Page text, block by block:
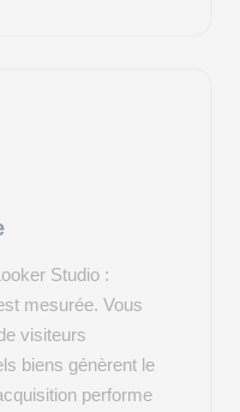
Studio :
mesurée. Vous
visiteurs
biens génèrent le
performe